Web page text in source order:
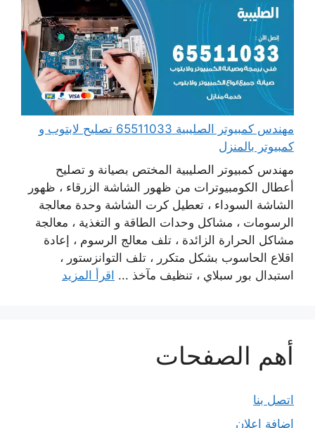
مهندس كمبيوتر الصليبية 65511033 تصليح لابتوب و
كمبيوتر بالمنزل
مهندس كمبيوتر الصليبية المختص بصيانة و تصليح
أعطال الكومبيوترات من ظهور الشاشة الزرقاء ، ظهور
الشاشة السوداء ، تعطيل كرت الشاشة وحدة معالجة
الرسومات ، مشاكل وحدات الطاقة و التغذية ، معالجة
مشاكل الحرارة الزائدة ، تلف معالج الرسوم ، إعادة
اقلاع الحاسوب بشكل متكرر ، تلف التوانزستور ،
استبدال بور سبلاي ، تنظيف مآخذ ... اقرأ المزيد
أهم الصفحات
اتصل بنا
إضافة إعلان